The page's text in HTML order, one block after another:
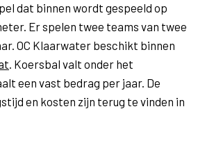
dat binnen wordt gespeeld op
Er spelen twee teams van twee
OC Klaarwater beschikt binnen
. Koersbal valt onder het
een vast bedrag per jaar. De
en kosten zijn terug te vinden in